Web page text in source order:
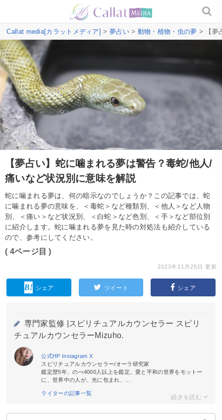
Callat media[カラットメディア] > 夢占い> 動物・植物・虫の夢 > 【夢
【夢占い】蛇に噛まれる夢は警告？毒蛇/他人/
痛いなど状況別に意味を解説
蛇に噛まれる夢は、何の暗示なのでしょうか？この記事では、蛇
に噛まれる夢の意味を、＜毒蛇＞など種類別、＜他人＞など人物
別、＜痛い＞など状況別、＜白蛇＞など色別、＜手＞など部位別
に紹介します。蛇に噛まれる夢を見た時の対処法も紹介している
ので、参考にしてください。
( 4ページ目 )
2023年11月25日 更新
シェア ツイート シェア
専門家監修 |
スピリチュアルカウンセラー スピリ
チュアルカウンセラーMizuho.
公式HP Instagram X
スピリチュアルカウンセラー/オーラ研究家
鑑定歴5年、のべ4000人以上を鑑定。愛と平和の世界をモットー
に、世界中の人が、光に包まれ、...
ライターの記事一覧